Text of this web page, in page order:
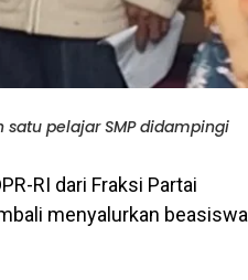
satu pelajar SMP didampingi
RI dari Fraksi Partai
menyalurkan beasiswa